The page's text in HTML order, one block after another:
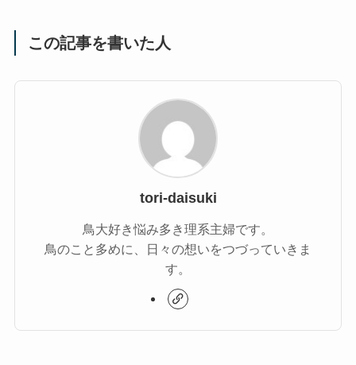
この記事を書いた人
tori-daisuki
鳥大好き悩み多き理系主婦です。
鳥のこと多めに、日々の想いをつづっていきま
す。